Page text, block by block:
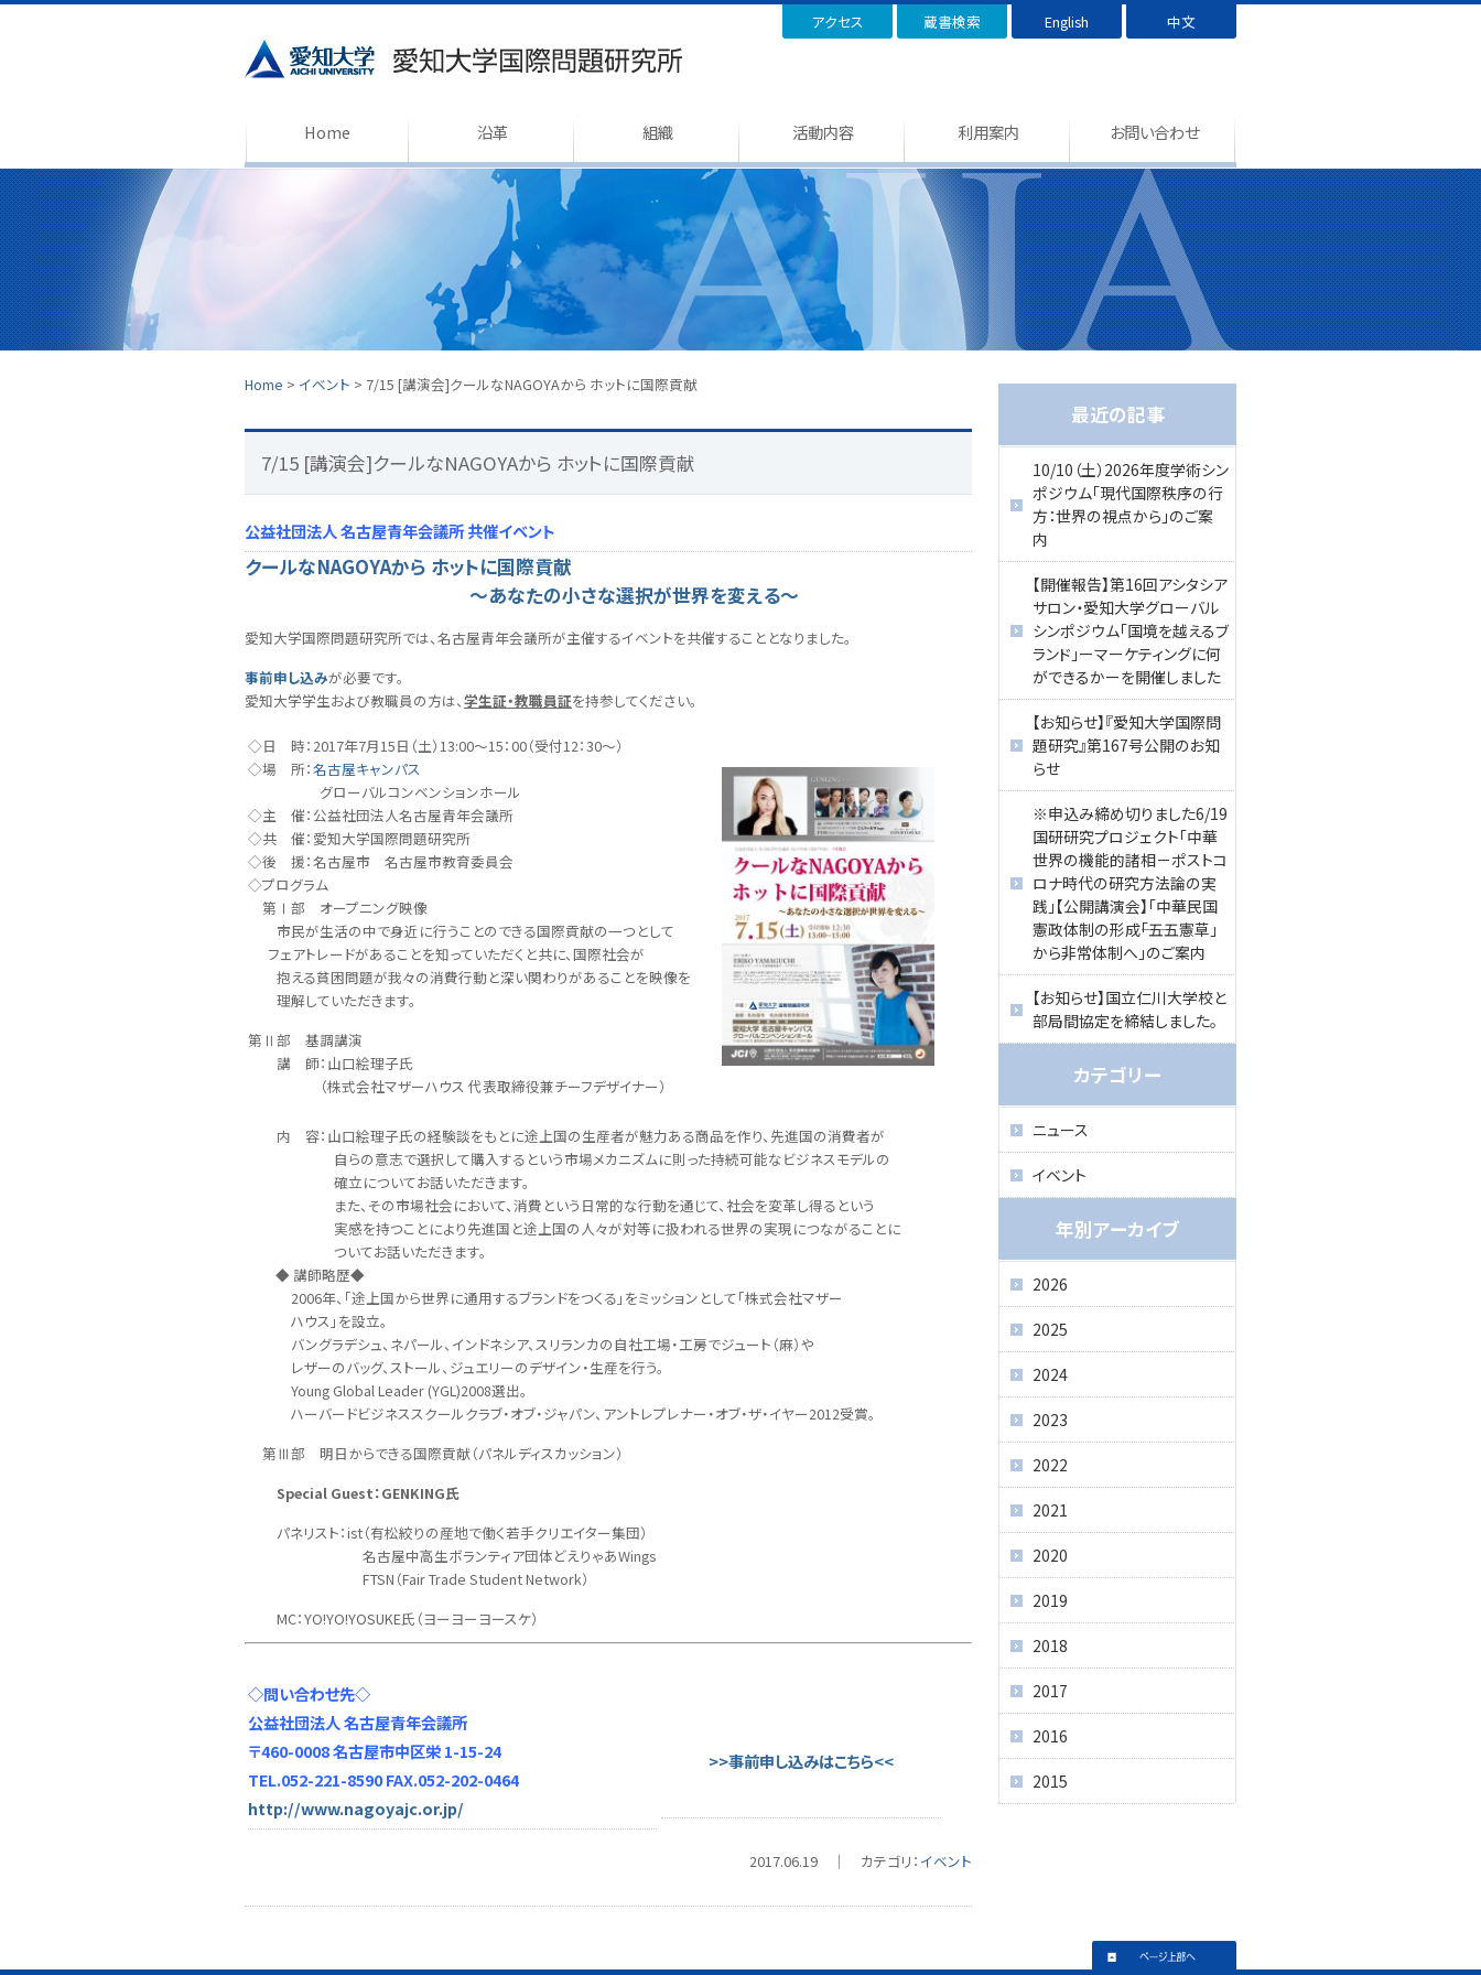
アクセス 蔵書検索 English 中文
Home 沿革 組織 活動内容 利用案内 お問い合わせ
Home > イベント > 7/15 [講演会]クールなNAGOYAから ホットに国際貢献
7/15 [講演会]クールなNAGOYAから ホットに国際貢献
公益社団法人 名古屋青年会議所 共催イベント
クールなNAGOYAから ホットに国際貢献
～あなたの小さな選択が世界を変える～
愛知大学国際問題研究所では、名古屋青年会議所が主催するイベントを共催することとなりました。
事前申し込みが必要です。
愛知大学学生および教職員の方は、学生証・教職員証を持参してください。
◇日 時：2017年7月15日（土）13:00～15：00（受付12：30～）
◇場 所：名古屋キャンパス
グローバルコンベンションホール
◇主 催：公益社団法人名古屋青年会議所
◇共 催：愛知大学国際問題研究所
◇後 援：名古屋市 名古屋市教育委員会
◇プログラム
第Ⅰ部 オープニング映像
市民が生活の中で身近に行うことのできる国際貢献の一つとして
フェアトレードがあることを知っていただくと共に、国際社会が
抱える貧困問題が我々の消費行動と深い関わりがあることを映像を
理解していただきます。
第Ⅱ部 基調講演
講 師：山口絵理子氏
（株式会社マザーハウス 代表取締役兼チーフデザイナー）
内 容：山口絵理子氏の経験談をもとに途上国の生産者が魅力ある商品を作り、先進国の消費者が
自らの意志で選択して購入するという市場メカニズムに則った持続可能なビジネスモデルの
確立についてお話いただきます。
また、その市場社会において、消費という日常的な行動を通じて、社会を変革し得るという
実感を持つことにより先進国と途上国の人々が対等に扱われる世界の実現につながることに
ついてお話いただきます。
◆ 講師略歴◆
2006年、「途上国から世界に通用するブランドをつくる」をミッションとして「株式会社マザー
ハウス」を設立。
バングラデシュ、ネパール、インドネシア、スリランカの自社工場・工房でジュート（麻）や
レザーのバッグ、ストール、ジュエリーのデザイン・生産を行う。
Young Global Leader (YGL)2008選出。
ハーバードビジネススクールクラブ・オブ・ジャパン、アントレプレナー・オブ・ザ・イヤー2012受賞。
第Ⅲ部 明日からできる国際貢献（パネルディスカッション）
Special Guest：GENKING氏
パネリスト：ist（有松絞りの産地で働く若手クリエイター集団）
名古屋中高生ボランティア団体どえりゃあWings
FTSN（Fair Trade Student Network）
MC：YO!YO!YOSUKE氏（ヨーヨーヨースケ）
◇問い合わせ先◇
公益社団法人 名古屋青年会議所
〒460-0008 名古屋市中区栄 1-15-24
TEL.052-221-8590 FAX.052-202-0464
http://www.nagoyajc.or.jp/
>>事前申し込みはこちら<<
2017.06.19 ｜ カテゴリ： イベント
最近の記事
10/10（土）2026年度学術シン
ポジウム「現代国際秩序の行
方：世界の視点から」のご案
内
【開催報告】第16回アシタシア
サロン・愛知大学グローバル
シンポジウム「国境を越えるブ
ランド」ーマーケティングに何
ができるかーを開催しました
【お知らせ】『愛知大学国際問
題研究』第167号公開のお知
らせ
※申込み締め切りました6/19
国研研究プロジェクト「中華
世界の機能的諸相－ポストコ
ロナ時代の研究方法論の実
践」【公開講演会】「中華民国
憲政体制の形成――「五五憲草」
から非常体制へ」のご案内
【お知らせ】国立仁川大学校と
部局間協定を締結しました。
カテゴリー
ニュース
イベント
年別アーカイブ
2026
2025
2024
2023
2022
2021
2020
2019
2018
2017
2016
2015